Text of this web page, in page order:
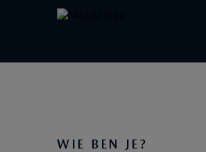
“DAAR HEB
WIE BEN JE?